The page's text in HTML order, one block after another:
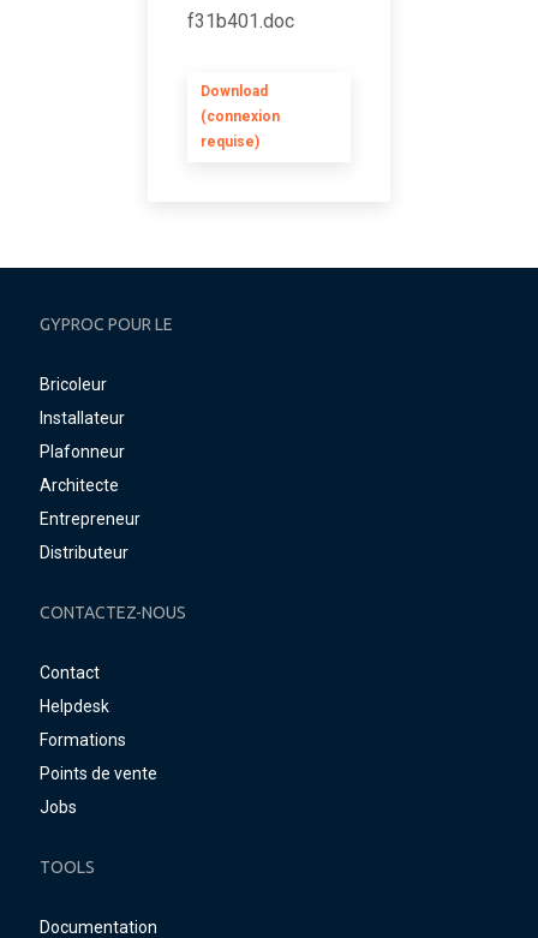
f31b401.doc
Download
(connexion
requise)
GYPROC POUR LE
Bricoleur
Installateur
Plafonneur
Architecte
Entrepreneur
Distributeur
CONTACTEZ-NOUS
Contact
Helpdesk
Formations
Points de vente
Jobs
TOOLS
Documentation